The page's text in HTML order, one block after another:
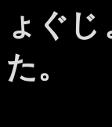
ょぐ
た。